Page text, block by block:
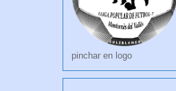
pinchar en logo